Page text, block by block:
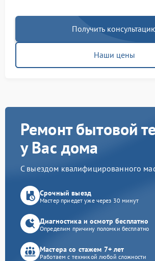
Получить
Наши цены
Ремонт бытовой
у Вас дома
С выездом квалифицированного
Срочный выезд
Мастер приедет уже через 30 минут
Диагностика и осмотр бесплатно
Определим причину поломки бесплатно
Мастера со стажем 7+ лет
Работаем с техникой любой сложности